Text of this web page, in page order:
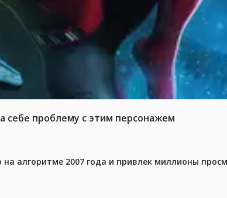
себе проблему с этим персонажем
алгоритме 2007 года и привлек миллионы